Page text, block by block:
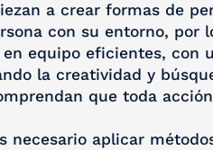
a crear formas de
con su entorno, por
equipo eficientes, con
la creatividad y
que toda
necesario aplicar